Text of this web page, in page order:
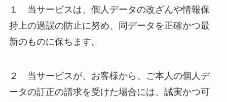
１ 当サービスは、個人データの改ざんや情報保
持上の過誤の防止に努め、同データを正確かつ最
新のものに保ちます。
２ 当サービスが、お客様から、ご本人の個人デ
ータの訂正の請求を受けた場合には、誠実かつ可